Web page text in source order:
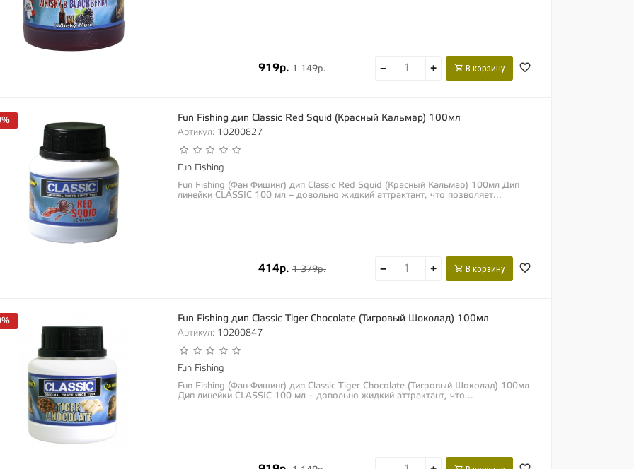
919р. 1 149р. − + В корзину
Fun Fishing дип Classic Red Squid (Красный Кальмар) 100мл
Артикул: 10200827
Fun Fishing
Fun Fishing (Фан Фишинг) дип Classic Red Squid (Красный Кальмар) 100мл Дип
линейки CLASSIC 100 мл – довольно жидкий аттрактант, что позволяет...
414р. 1 379р. − + В корзину
Fun Fishing дип Classic Tiger Chocolate (Тигровый Шоколад) 100мл
Артикул: 10200847
Fun Fishing
Fun Fishing (Фан Фишинг) дип Classic Tiger Chocolate (Тигровый Шоколад) 100мл
Дип линейки CLASSIC 100 мл – довольно жидкий аттрактант, что...